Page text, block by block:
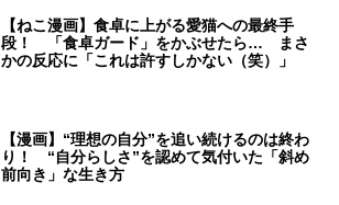
【ねこ漫画】食卓に上がる愛猫への最終手
段！ 「食卓ガード」をかぶせたら… まさ
かの反応に「これは許すしかない（笑）」
【漫画】“理想の自分”を追い続けるのは終わ
り！ “自分らしさ”を認めて気付いた「斜め
前向き」な生き方